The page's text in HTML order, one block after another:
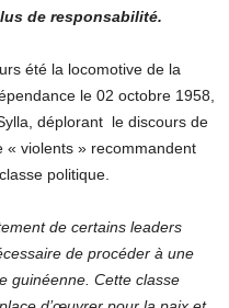
de responsabilité.
été la locomotive de la
le 02 octobre 1958,
déplorant le discours de
« violents » recommandent
politique.
de certains leaders
de procéder à une
guinéenne. Cette classe